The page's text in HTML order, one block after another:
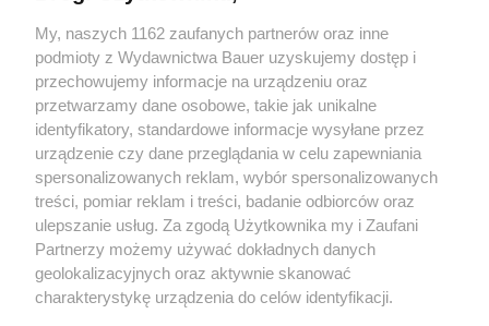
Beckham
KATARZYNA DYŁŁO
TRENDY
My, naszych 1162 zaufanych partnerów oraz inne
podmioty z Wydawnictwa Bauer uzyskujemy dostęp i
przechowujemy informacje na urządzeniu oraz
przetwarzamy dane osobowe, takie jak unikalne
identyfikatory, standardowe informacje wysyłane przez
urządzenie czy dane przeglądania w celu zapewniania
spersonalizowanych reklam, wybór spersonalizowanych
treści, pomiar reklam i treści, badanie odbiorców oraz
ulepszanie usług. Za zgodą Użytkownika my i Zaufani
Partnerzy możemy używać dokładnych danych
geolokalizacyjnych oraz aktywnie skanować
charakterystykę urządzenia do celów identyfikacji.